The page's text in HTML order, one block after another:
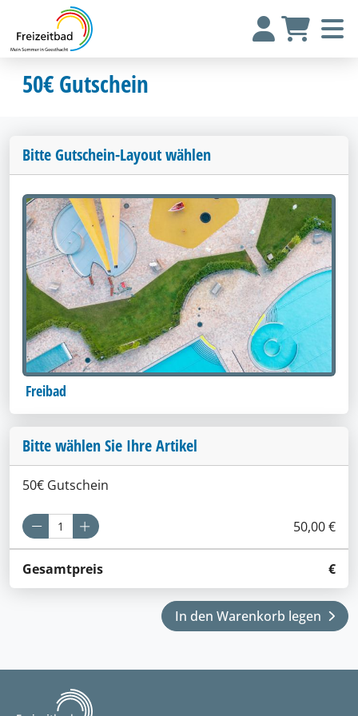
50€ Gutschein
Bitte Gutschein-Layout wählen
Freibad
Bitte wählen Sie Ihre Artikel
50€ Gutschein
50,00 €
Gesamtpreis €
In den Warenkorb legen